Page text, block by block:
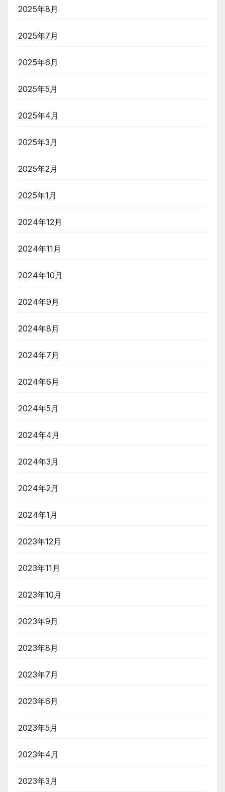
2025年8月
2025年7月
2025年6月
2025年5月
2025年4月
2025年3月
2025年2月
2025年1月
2024年12月
2024年11月
2024年10月
2024年9月
2024年8月
2024年7月
2024年6月
2024年5月
2024年4月
2024年3月
2024年2月
2024年1月
2023年12月
2023年11月
2023年10月
2023年9月
2023年8月
2023年7月
2023年6月
2023年5月
2023年4月
2023年3月